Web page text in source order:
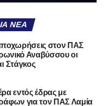
από σκληρό μαρκάρισμα,
κάρτες και στις δύο
κάτι στο σκορ.
παρόμοιο ρυθμό, ενώ το
παιχνίδι μείωσε
της αναμέτρησης. Στο
γυριστό σουτ που
ο Μέτσε είχε την
ΝΈΑ
αποχωρήσεις στον ΠΑΣ
Αναβύσσου οι
Στάγκος
εντός έδρας με
για τον ΠΑΣ Λαμία